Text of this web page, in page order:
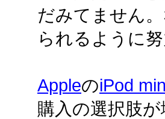
だみてません
られるように努
AppleのiPod
購入の選択肢